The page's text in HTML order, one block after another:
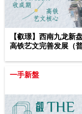
【叡璟】西南九龙新
高铁艺文完善发展（
一手新盤